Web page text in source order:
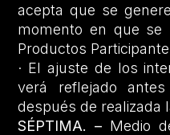
acepta que se
momento en que se
Productos
· El ajuste de los
verá reflejado
después de realizada
SÉPTIMA. – Medio